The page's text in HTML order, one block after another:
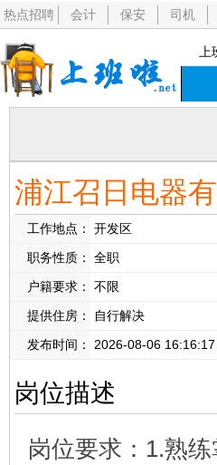
热点招聘 会计 保安 司机
浦江召日电器
工作地点： 开发区
职务性质：
全职
户籍要求：
不限
提供住房：
自行解决
发布时间：
2026-08-06 16:16:17
岗位描述
岗位要求：1.熟